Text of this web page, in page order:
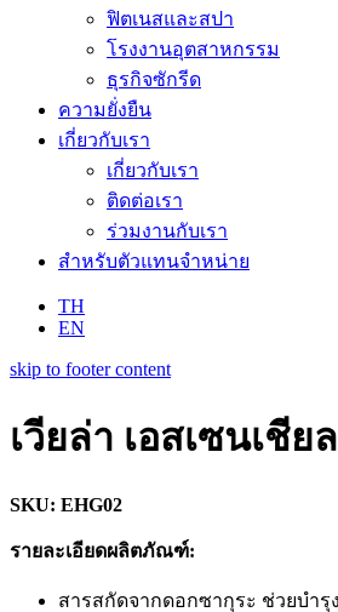
ฟิตเนสและสปา
โรงงานอุตสาหกรรม
ธุรกิจซักรีด
ความยั่งยืน
เกี่ยวกับเรา
เกี่ยวกับเรา
ติดต่อเรา
ร่วมงานกับเรา
สำหรับตัวแทนจำหน่าย
TH
EN
skip to footer content
เวียล่า เอสเซนเชี
SKU: EHG02
รายละเอียดผลิตภัณฑ์:
สารสกัดจากดอกซากุระ ช่วยบำ